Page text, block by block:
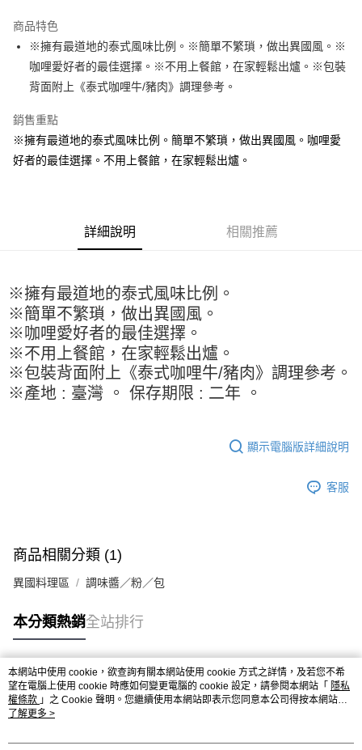
Apple Pay
街口支付
全盈+PAY
AFTEE先享後付
【「AFTEE先享後付」結帳流程】
１．於結帳方式選擇「AFTEE先享後付」後，將跳轉至「AFTEE先享後付」
結帳頁面，進行簡訊認證並確認金額後，即可完成結帳。
２．訂單成立數日內，您將收到繳費通知簡訊。
３．收到繳費通知簡訊後14天內，點擊此簡訊中的連結，可透過四大超商／
ATM／網路銀行／等多元方式進行付款，方視為交易完成。
※ 請注意：結帳手續完成當下不需立刻繳費，但若您需要取消訂單，請聯絡
購買商品的店家。未經商家同意取消之訂單仍視為有效，需透過AFTEE先享
是否繳費成功／繳費後需取消欲退款等相關疑問，請聯繫「AFTEE先享後付
２．關於個人資料處理事宜，請瀏覽以下網址：
https://aftee.tw/terms/#terms3
３．未成年的使用者請事先徵得法定代理人或監護人之同意方可使用
４．使用「AFTEE先享後付」時，將依據個別帳號之用戶狀況，依本公司即
時審查核予不同之上限額度；若仍有額度不足之情形，本公司將視審查結果
５．嚴禁一人註冊多個帳號或使用他人資訊註冊。若發現惡意使用之情形，
恩沛科技股份有限公司將有權停止該用戶之使用額度並採取法律行動。
kg
每筆NT$90，滿NT$990(含以上)免運費
付款後全家取貨-重量限制含紙箱10kg，請控制商品重量在9~
9.5kg
每筆NT$90，滿NT$990(含以上)免運費
付款後7-11取貨-重量限制含紙箱10kg，請控制商品重量在9~
每筆NT$150，滿NT$2,000(含以上)免運費
離島客戶-中華郵政
每筆NT$120，滿NT$2,000(含以上)免運費
商品特色
※擁有最道地的泰式風味比例。※簡單不繁瑣，做出異國風。※
咖哩愛好者的最佳選擇。※不用上餐館，在家輕鬆出爐。※包裝
背面附上《泰式咖哩牛/豬肉》調理參考。
銷售重點
※擁有最道地的泰式風味比例。簡單不繁瑣，做出異國風。咖哩愛
好者的最佳選擇。不用上餐館，在家輕鬆出爐。
詳細說明 相關推薦
※擁有最道地的泰式風味比例。
※簡單不繁瑣，做出異國風。
※咖哩愛好者的最佳選擇。
※不用上餐館，在家輕鬆出爐。
※包裝背面附上《泰式咖哩牛/豬肉》調理參考。
※產地 : 臺灣 。 保存期限 : 二年 。
顯示電腦版詳細說明
客服
商品相關分類 (1)
異國料理區 調味醬／粉／包
本分類熱銷全站排行
熱門標籤
本網站中使用 cookie，欲查詢有關本網站使用 cookie 方式之詳情，及若您不希
望在電腦上使用 cookie 時應如何變更電腦的 cookie 設定，請參閱本網站「 隱私
權條款 」之 Cookie 聲明。您繼續使用本網站即表示您同意本公司得按本網站使
用條款之 Cookie 聲明使用 cookie。
了解更多 >